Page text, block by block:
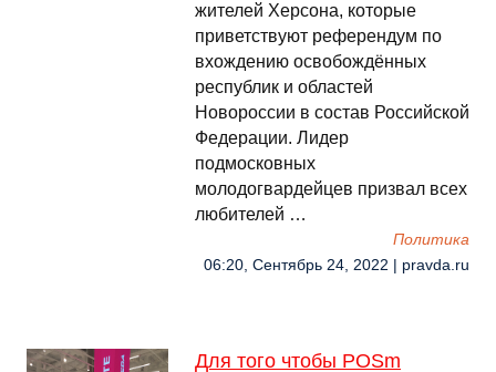
жителей Херсона, которые
приветствуют референдум по
вхождению освобождëнных
республик и областей
Новороссии в состав Российской
Федерации. Лидер
подмосковных
молодогвардейцев призвал всех
любителей …
Политика
06:20, Сентябрь 24, 2022 | pravda.ru
Для того чтобы POSm